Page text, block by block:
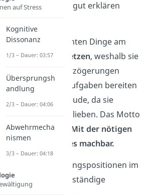
Konzepte
gut erklären
möchten Dinge am
sofort umsetzen, weshalb sie
Geduld für Verzögerungen
Schwierige Aufgaben bereiten
eine große Freude, da sie
lieben. Das Motto
Kommandeure:
Mit der nötigen
ist alles machbar.
Führungspositionen im
Selbstständige
auf Stress
Kognitive
Dissonanz
1/3 – Dauer: 03:57
Übersprungsh
andlung
2/3 – Dauer: 04:06
Abwehrmecha
nismen
3/3 – Dauer: 04:18